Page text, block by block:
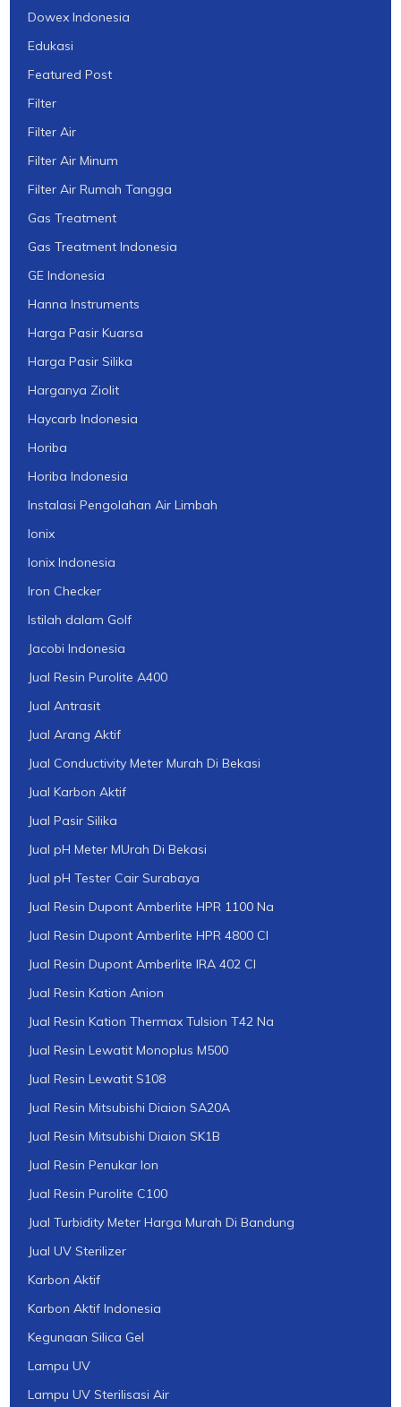
Dowex Indonesia
Edukasi
Featured Post
Filter
Filter Air
Filter Air Minum
Filter Air Rumah Tangga
Gas Treatment
Gas Treatment Indonesia
GE Indonesia
Hanna Instruments
Harga Pasir Kuarsa
Harga Pasir Silika
Harganya Ziolit
Haycarb Indonesia
Horiba
Horiba Indonesia
Instalasi Pengolahan Air Limbah
Ionix
Ionix Indonesia
Iron Checker
Istilah dalam Golf
Jacobi Indonesia
Jual Resin Purolite A400
Jual Antrasit
Jual Arang Aktif
Jual Conductivity Meter Murah Di Bekasi
Jual Karbon Aktif
Jual Pasir Silika
Jual pH Meter MUrah Di Bekasi
Jual pH Tester Cair Surabaya
Jual Resin Dupont Amberlite HPR 1100 Na
Jual Resin Dupont Amberlite HPR 4800 Cl
Jual Resin Dupont Amberlite IRA 402 Cl
Jual Resin Kation Anion
Jual Resin Kation Thermax Tulsion T42 Na
Jual Resin Lewatit Monoplus M500
Jual Resin Lewatit S108
Jual Resin Mitsubishi Diaion SA20A
Jual Resin Mitsubishi Diaion SK1B
Jual Resin Penukar Ion
Jual Resin Purolite C100
Jual Turbidity Meter Harga Murah Di Bandung
Jual UV Sterilizer
Karbon Aktif
Karbon Aktif Indonesia
Kegunaan Silica Gel
Lampu UV
Lampu UV Sterilisasi Air